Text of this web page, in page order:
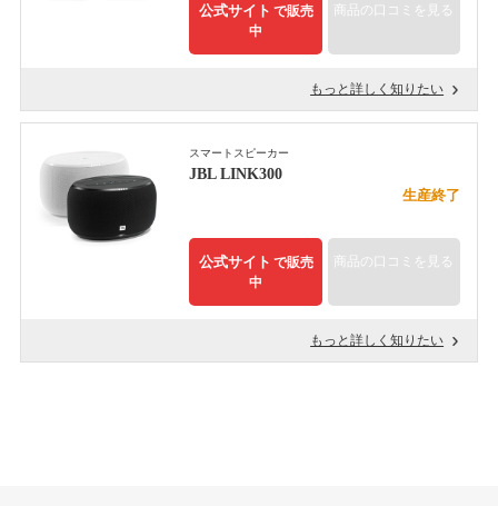
公式サイト で販売
中
商品の口コミを見る
もっと詳しく知りたい
スマートスピーカー
JBL LINK300
生産終了
公式サイト で販売
中
商品の口コミを見る
もっと詳しく知りたい